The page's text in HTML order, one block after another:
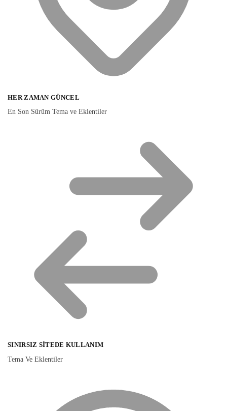
HER ZAMAN GÜNCEL
En Son Sürüm Tema ve Eklentiler
SINIRSIZ SITEDE KULLANIM
Tema Ve Eklentiler